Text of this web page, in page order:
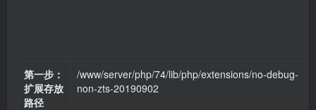
第一步：
扩展存放
路径
/www/server/php/74/lib/php/extensions/no-debug-
non-zts-20190902